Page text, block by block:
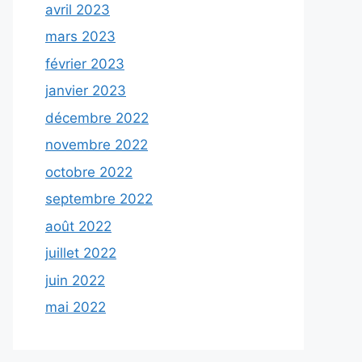
avril 2023
mars 2023
février 2023
janvier 2023
décembre 2022
novembre 2022
octobre 2022
septembre 2022
août 2022
juillet 2022
juin 2022
mai 2022